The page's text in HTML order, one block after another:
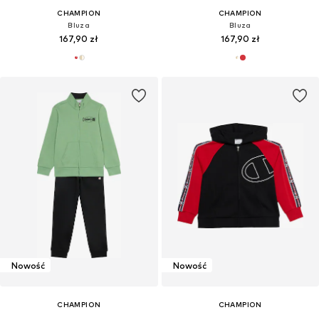
CHAMPION
Bluza
167,90 zł
CHAMPION
Bluza
167,90 zł
Nowość
CHAMPION
Nowość
CHAMPION